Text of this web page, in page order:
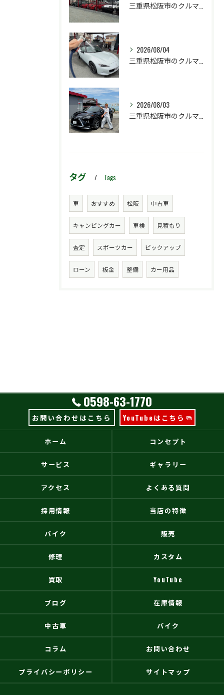
2026/08/04
2026/08/03
タグ Tags
車 おすすめ 松阪 中古車
キャンピングカー 車検 見積もり
査定 スポーツカー ピックアップ
ローン 板金 整備 カー用品
0598-63-1770
お問い合わせはこちら YouTubeはこちら
ホーム コンセプト
サービス ギャラリー
アクセス よくある質問
採用情報 当店の特徴
バイク 販売
修理 カスタム
買取 YouTube
ブログ 在庫情報
中古車 バイク
コラム お問い合わせ
プライバシーポリシー サイトマップ